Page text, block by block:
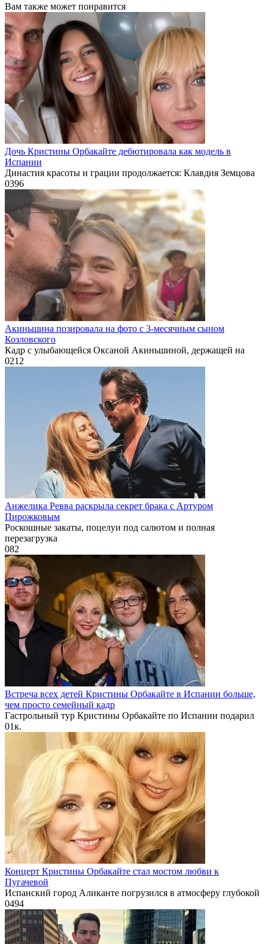
Вам также может понравится
Дочь Кристины Орбакайте дебютировала как модель в
Испании
Династия красоты и грации продолжается: Клавдия Земцова
0396
Акиньшина позировала на фото с 3-месячным сыном
Козловского
Кадр с улыбающейся Оксаной Акиньшиной, держащей на
0212
Анжелика Ревва раскрыла секрет брака с Артуром
Пирожковым
Роскошные закаты, поцелуи под салютом и полная
перезагрузка
082
Встреча всех детей Кристины Орбакайте в Испании больше,
чем просто семейный кадр
Гастрольный тур Кристины Орбакайте по Испании подарил
01к.
Концерт Кристины Орбакайте стал мостом любви к
Пугачевой
Испанский город Аликанте погрузился в атмосферу глубокой
0494